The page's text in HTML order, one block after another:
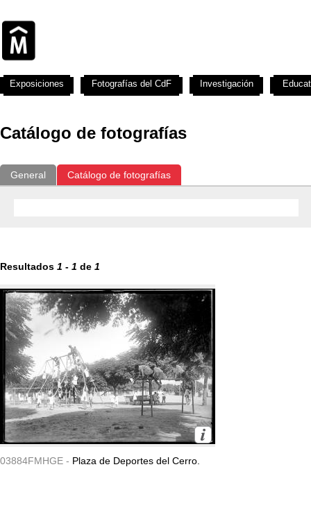
Catálogo de fotografías
General Catálogo de fotografías
Resultados 1 - 1 de 1
03884FMHGE - Plaza de Deportes del Cerro.
Exposiciones Fotografías del CdF Investigación